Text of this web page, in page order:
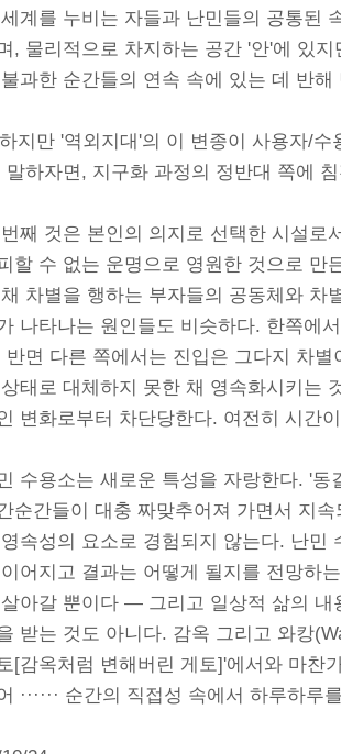
계를 누비는 자들과 난민들의 공통된
, 물리적으로 차지하는 공간 '안'에 있
과한 순간들의 연속 속에 있는 데 반
지만 '역외지대'의 이 변종이 사용자/
말하자면, 지구화 과정의 정반대 쪽에
째 것은 본인의 의지로 선택한 시설로
할 수 없는 운명으로 영원한 것으로 만
차별을 행하는 부자들의 공동체와 차
나타나는 원인들도 비슷하다. 한쪽에
반면 다른 쪽에서는 진입은 그다지 차
태로 대체하지 못한 채 영속화시키는
변화로부터 차단당한다. 여전히 시간
수용소는 새로운 특성을 자랑한다. '
순간들이 대충 짜맞추어져 가면서 지
속성의 요소로 경험되지 않는다. 난민
어지고 결과는 어떻게 될지를 전망하
아갈 뿐이다 ― 그리고 일상적 삶의 내
받는 것도 아니다. 감옥 그리고 와캉
[감옥처럼 변해버린 게토]'에서와 마찬
······ 순간의 직접성 속에서 하루하